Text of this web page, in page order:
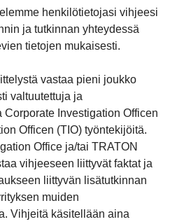
henkilötietojasi vihjeesi
ja tutkinnan yhteydessä
tietojen mukaisesti.
vastaa pieni joukko
valtuutettuja ja
Investigation Officen
Officen (TIO) työntekijöitä.
Office ja/tai TRATON
vihjeeseen liittyvät faktat ja
liittyvän lisätutkinnan
muiden
Vihjeitä käsitellään aina